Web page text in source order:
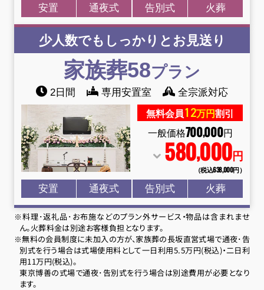
安置 通夜式 告別式 火葬
少人数でもしっかりとお見送り
家族葬58プラン
2日間 専用安置室 全宗派対応
無料会員12万円割引
一般価格700,000円
580,000円
（税込638,000円）
安置 通夜式 告別式 火葬
※料理･返礼品･お布施などのプラン外サービス・物品は含まれませ
ん。火葬料金は別途お客様負担となります。
※無料の会員制度に未加入の方が、家族葬の長坂直営式場で通夜･告
別式を行う場合は式場使用料として一日利用5.5万円(税込)・二日利
用11万円(税込)。
東京博善の式場で通夜･告別式を行う場合は別途費用が必要となり
ます。